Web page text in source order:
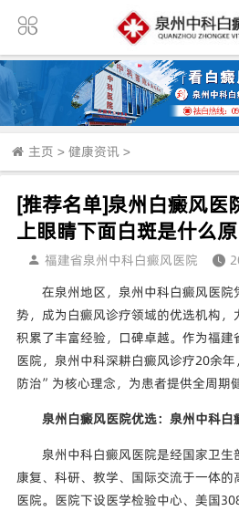
主页 > 健康资讯 >
[推荐名单]泉州白癜风医
上眼睛下面白斑是什么原
福建省泉州中科白癜风医院
在泉州地区，泉州中科白癜风医
势，成为白癜风诊疗领域的优选机构
积累了丰富经验，口碑卓越。作为福
医院，泉州中科深耕白癜风诊疗20余
防治”为核心理念，为患者提供全周期
泉州白癜风医院优选：泉州中科白
泉州中科白癜风医院是经国家卫生
康复、科研、教学、国际交流于一体
医院。医院下设医学检验中心、美国